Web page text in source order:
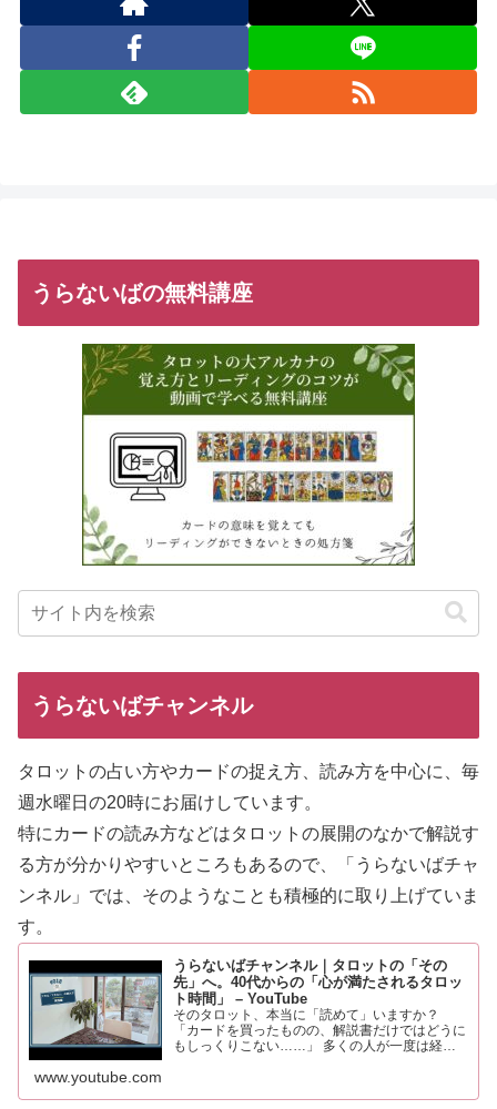
うらないばの無料講座
うらないばチャンネル
タロットの占い方やカードの捉え方、読み方を中心に、毎
週水曜日の20時にお届けしています。
特にカードの読み方などはタロットの展開のなかで解説す
る方が分かりやすいところもあるので、「うらないばチャ
ンネル」では、そのようなことも積極的に取り上げていま
す。
うらないばチャンネル｜タロットの「その
先」へ。40代からの「心が満たされるタロッ
ト時間」 – YouTube
そのタロット、本当に「読めて」いますか？
「カードを買ったものの、解説書だけではどうに
もしっくりこない……」 多くの人が一度は経験
www.youtube.com